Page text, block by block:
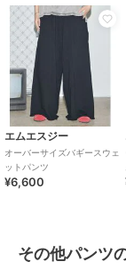
商品カテゴリ
性別タイプ
カラー
サイズ
素材
エムエスジー
オーバーサイズバギースウェ
ットパンツ
¥6,600
その他パンツ